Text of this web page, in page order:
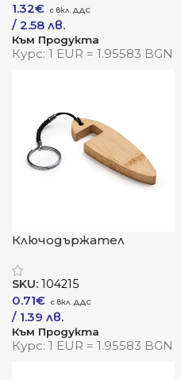
1.32€
/ 2.58 лв.
Към Продукта
Курс: 1 EUR = 1.95583 BGN
Ключодържател
природна стойка с
практична мисия
SKU: 104215
0.71€
/ 1.39 лв.
Към Продукта
Курс: 1 EUR = 1.95583 BGN